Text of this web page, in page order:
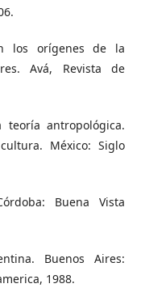
los orígenes de la
Avá, Revista de
teoría antropológica.
México: Siglo
Buena Vista
Buenos Aires:
1988.